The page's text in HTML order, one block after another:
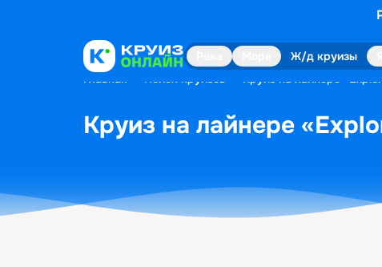
Ж/д круизы
Главная Поиск круизов Круиз на лайнере
Круиз на лайнере